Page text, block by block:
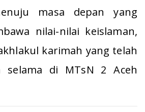
masa depan yang
nilai-nilai keislaman,
karimah yang telah
selama di MTsN 2 Aceh